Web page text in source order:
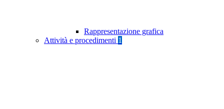
Rappresentazione grafica
Attività e procedimenti 1